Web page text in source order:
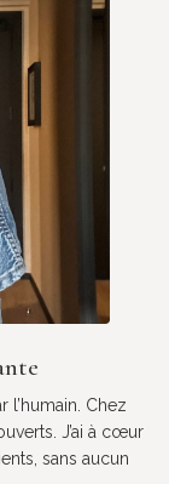
l’humain. Chez
J’ai à cœur
sans aucun